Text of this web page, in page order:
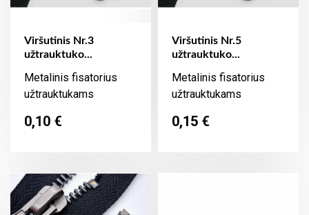
Viršutinis Nr.3
užtrauktuko...
Metalinis fisatorius
užtrauktukams
Kaina
0,10 €
Viršutinis Nr.5
užtrauktuko...
Metalinis fisatorius
užtrauktukams
Kaina
0,15 €